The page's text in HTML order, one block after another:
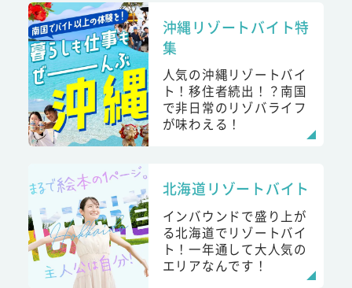
沖縄リゾートバイト特
集
人気の沖縄リゾートバイ
ト！移住者続出！？南国
で非日常のリゾバライフ
が味わえる！
北海道リゾートバイト
インバウンドで盛り上が
る北海道でリゾートバイ
ト！一年通して大人気の
エリアなんです！